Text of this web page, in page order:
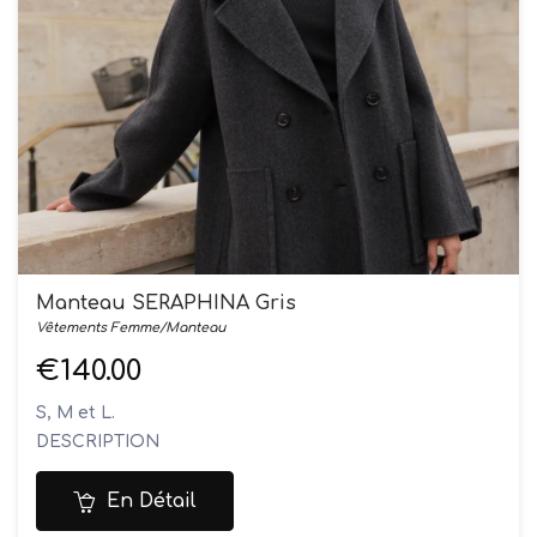
Manteau SERAPHINA Gris
Vêtements Femme/Manteau
€140.00
S, M et L.
DESCRIPTION
Manteau mi-long
Coupe droite structurée
En Détail